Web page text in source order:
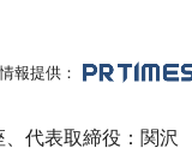
情報提供：
代表取締役：関沢